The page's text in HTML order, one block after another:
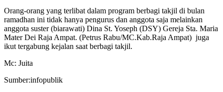
Orang-orang yang terlibat dalam program berbagi takjil di bulan
ramadhan ini tidak hanya pengurus dan anggota saja melainkan
anggota suster (biarawati) Dina St. Yoseph (DSY) Gereja Sta. Maria
Mater Dei Raja Ampat. (Petrus Rabu/MC.Kab.Raja Ampat) juga
ikut tergabung kejalan saat berbagi takjil.
Mc: Juita
Sumber:infopublik